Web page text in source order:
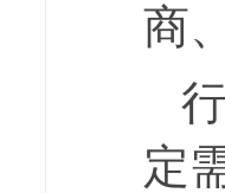
商
定